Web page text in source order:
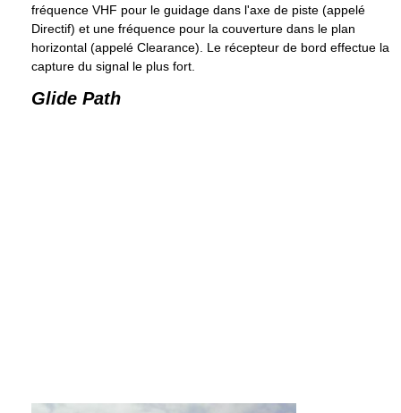
fréquence VHF pour le guidage dans l'axe de piste (appelé
Directif) et une fréquence pour la couverture dans le plan
horizontal (appelé Clearance). Le récepteur de bord effectue la
capture du signal le plus fort.
Glide Path